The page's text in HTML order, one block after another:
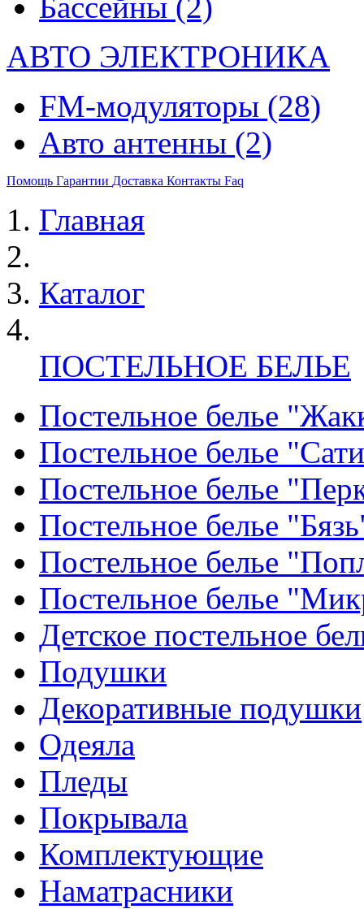
АВТО ЭЛЕКТРОНИКА
FM-модуляторы (28)
Авто антенны (2)
Помощь Гарантии Доставка Контакты Faq
Главная
Каталог
ПОСТЕЛЬНОЕ БЕЛЬЕ
Постельное белье
Постельное белье
Постельное белье
Постельное белье
Постельное белье
Постельное белье
Детское постельное
Подушки
Декоративные подушки
Одеяла
Пледы
Покрывала
Комплектующие
Наматрасники